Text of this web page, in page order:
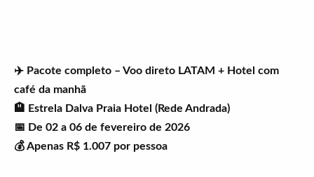
✈️ Pacote completo – Voo direto LATAM + Hotel com
café da manhã
🏨 Estrela Dalva Praia Hotel (Rede Andrada)
📅 De 02 a 06 de fevereiro de 2026
💰 Apenas R$ 1.007 por pessoa